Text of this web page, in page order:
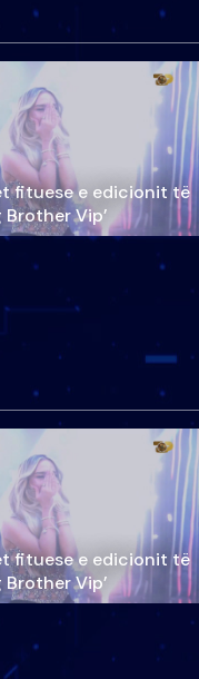
fituese e edicionit të
Brother Vip’
fituese e edicionit të
Brother Vip’